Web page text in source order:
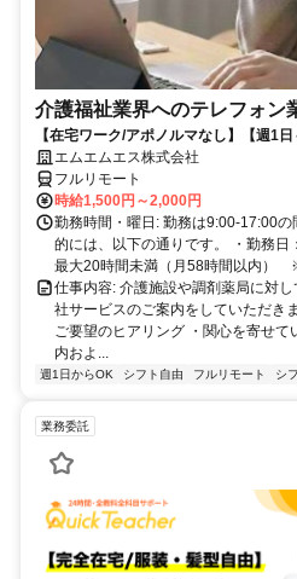
介護福祉業界へのテレフォン
【在宅ワーク/アポノルマなし】【週1
可】介護福祉業界へのテレフォン業務
エムエムエス株式会社
フルリモート
時給1,500円～2,000円
勤務時間・曜日: 勤務は9:00-17:00
的には、以下の通りです。 ・勤務
最大20時間未満（月58時間以内）
仕事内容: 介護施設や調剤薬局に対
社サービスのご案内をしていただき
ご要望のヒアリング ・関心を寄せ
内およ...
週1日からOK シフト自由 フルリモート シ
業務委託